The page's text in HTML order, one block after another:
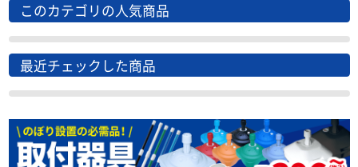
このカテゴリの人気商品
最近チェックした商品